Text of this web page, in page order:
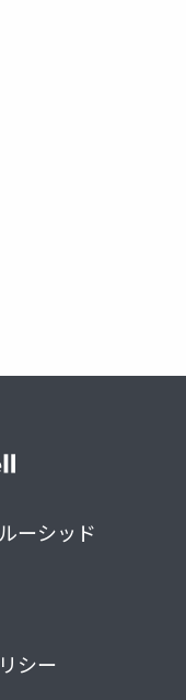
ーシッド
シー